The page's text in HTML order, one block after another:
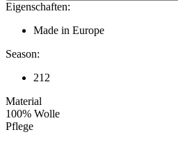
Eigenschaften:
Made in Europe
Season:
212
Material
100% Wolle
Pflege